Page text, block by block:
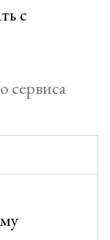
с
сервиса